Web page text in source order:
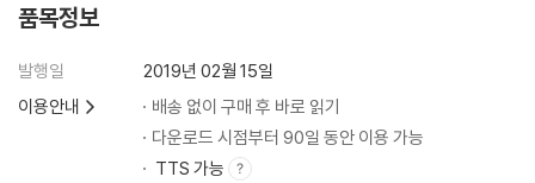
품목정보
발행일
2019년 02월 15일
이용안내
배송 없이 구매 후 바로 읽기
다운로드 시점부터 90일 동안 이용 가능
TTS 가능